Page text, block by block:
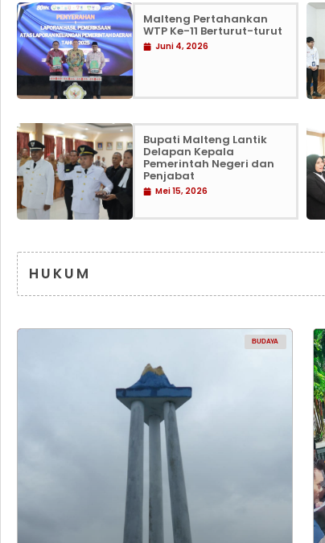
Malteng Pertahankan
WTP Ke-11 Berturut-turut
Juni 4, 2026
Bupati Malteng Lantik
Delapan Kepala
Pemerintah Negeri dan
Penjabat
Mei 15, 2026
HUKUM
BUDAYA